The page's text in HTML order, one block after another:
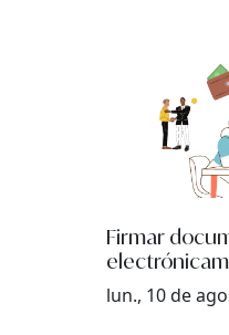
Firmar
lun., 10 de